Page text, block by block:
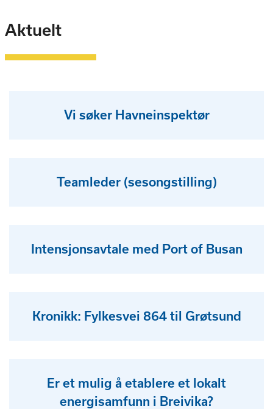
Aktuelt
Vi søker Havneinspektør
Teamleder (sesongstilling)
Intensjonsavtale med Port of Busan
Kronikk: Fylkesvei 864 til Grøtsund
Er et mulig å etablere et lokalt
energisamfunn i Breivika?